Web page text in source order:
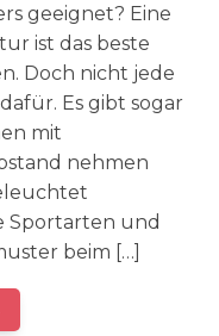
geeignet? Eine
ist das beste
Doch nicht jede
Es gibt sogar
mit
nehmen
Sportarten und
beim […]